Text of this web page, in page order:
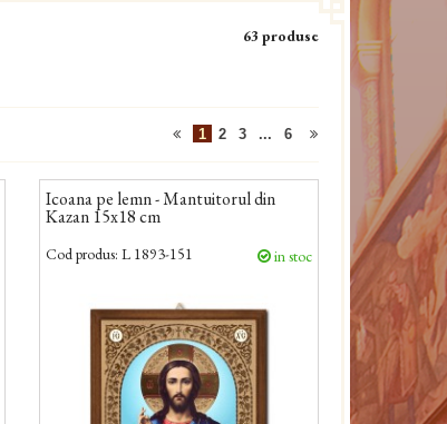
63 produse
1 2 3 ... 6
Icoana pe lemn - Mantuitorul din
Kazan 15x18 cm
Cod produs: L 1893-151 in stoc